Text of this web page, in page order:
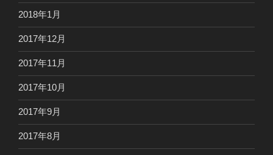
2018年1月
2017年12月
2017年11月
2017年10月
2017年9月
2017年8月